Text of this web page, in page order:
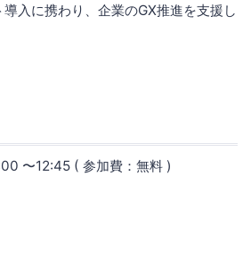
入に携わり、企業のGX推進を支援し
〜12:45 ( 参加費：無料 )